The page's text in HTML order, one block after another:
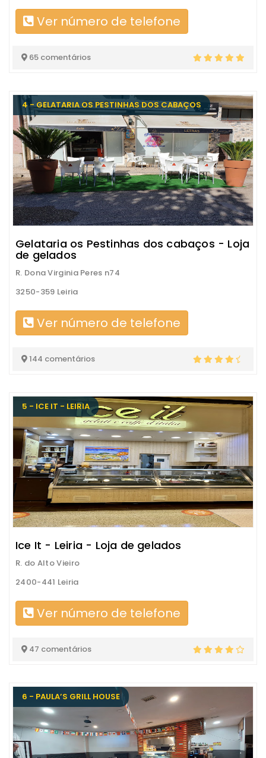
Ver número de telefone
65 comentários
4 - GELATARIA OS PESTINHAS DOS CABAÇOS
Gelataria os Pestinhas dos cabaços - Loja
de gelados
R. Dona Virginia Peres n74
3250-359 Leiria
Ver número de telefone
144 comentários
5 - ICE IT - LEIRIA
Ice It - Leiria - Loja de gelados
R. do Alto Vieiro
2400-441 Leiria
Ver número de telefone
47 comentários
6 - PAULA’S GRILL HOUSE